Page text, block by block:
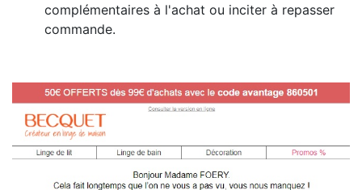
complémentaires à l'achat ou inciter à repasser
commande.